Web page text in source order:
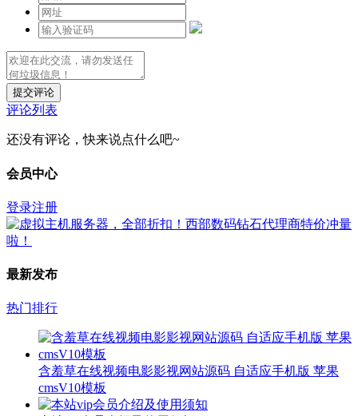
提交评论
评论列表
还没有评论，快来说点什么吧~
会员中心
登录注册
最新发布
热门排行
含羞草在线视频电影影视网站源码 自适应手机版 苹果
cmsV10模板